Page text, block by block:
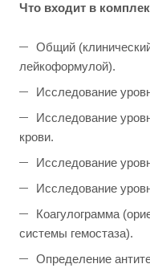
Что входит в
Общий
лейкоформулой).
Исследование
Исследование
крови.
Исследование
Исследование
Коагулограмма
системы гемостаза).
Определение